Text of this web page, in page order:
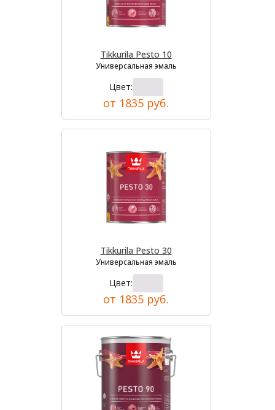
Tikkurila Pesto 10
Универсальная эмаль
Цвет:
от 1835 руб.
Tikkurila Pesto 30
Универсальная эмаль
Цвет:
от 1835 руб.